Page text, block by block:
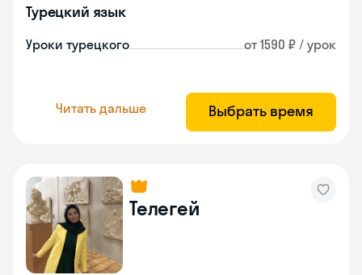
Турецкий язык
Уроки турецкого от 1590 ₽ / урок
Читать дальше Выбрать время
Телегей